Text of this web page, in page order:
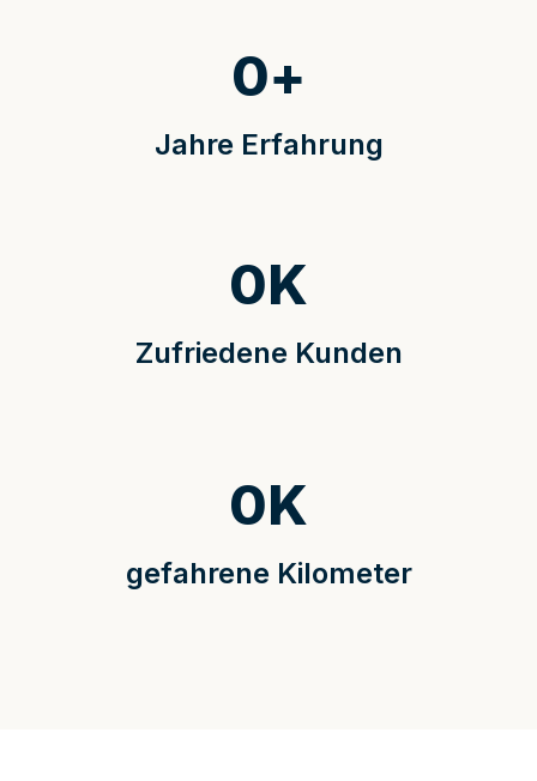
Jahre Erfahrung
0+
Zufriedene Kunden
0K
gefahrene Kilometer
0K